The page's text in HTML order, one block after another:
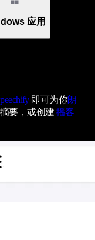
应用
即可为你朗
要，或创建播客